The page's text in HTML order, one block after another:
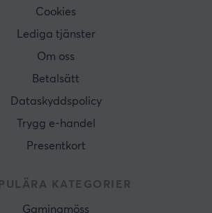
Cookies
Lediga tjänster
Om oss
Betalsätt
Dataskyddspolicy
Trygg e-handel
Presentkort
KATEGORIER
Gamingmöss